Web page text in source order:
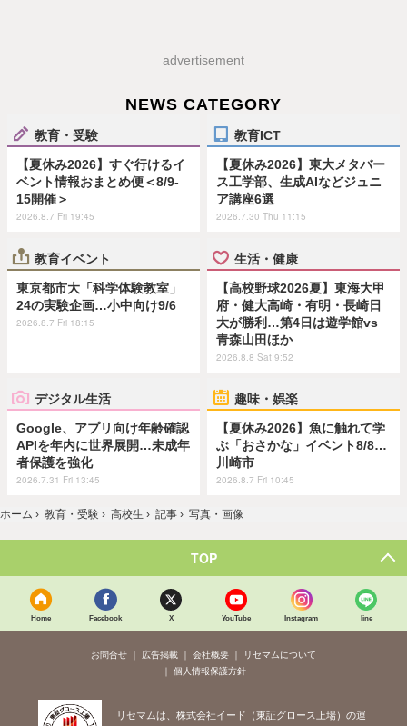
advertisement
NEWS CATEGORY
教育・受験
【夏休み2026】すぐ行けるイ
ベント情報おまとめ便＜8/9-
15開催＞
2026.8.7 Fri 19:45
教育ICT
【夏休み2026】東大メタバー
ス工学部、生成AIなどジュニ
ア講座6選
2026.7.30 Thu 11:15
教育イベント
東京都市大「科学体験教室」
24の実験企画…小中向け9/6
2026.8.7 Fri 18:15
生活・健康
【高校野球2026夏】東海大甲
府・健大高崎・有明・長崎日
大が勝利…第4日は遊学館vs
青森山田ほか
2026.8.8 Sat 9:52
デジタル生活
Google、アプリ向け年齢確認
APIを年内に世界展開…未成年
者保護を強化
2026.7.31 Fri 13:45
趣味・娯楽
【夏休み2026】魚に触れて学
ぶ「おさかな」イベント8/8…
川崎市
2026.8.7 Fri 10:45
ホーム › 教育・受験 › 高校生 › 記事 › 写真・画像
TOP
Home Facebook X YouTube Instagram line
お問合せ 広告掲載 会社概要
リセマムについて
個人情報保護方針
リセマムは、株式会社イード（東証グロース上場）の運